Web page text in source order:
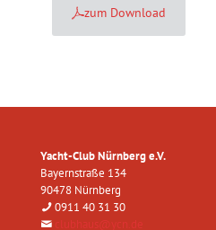
zum Download
Yacht-Club Nürnberg e.V.
Bayernstraße 134
90478 Nürnberg
0911 40 31 30
clubhaus@ycn.de